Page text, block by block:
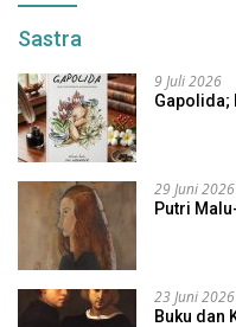
Sastra
9 Juli 2026
Gapolida;
29 Juni 2026
Putri
23 Juni 2026
Buku dan